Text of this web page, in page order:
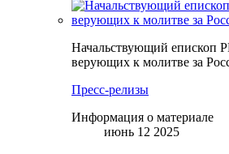
Начальствующий епископ
верующих к молитве за
Пресс-релизы
Информация о материале
июнь 12 2025